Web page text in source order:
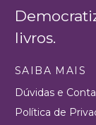
livros.
SAIBA MAIS
Dúvidas e
Política de